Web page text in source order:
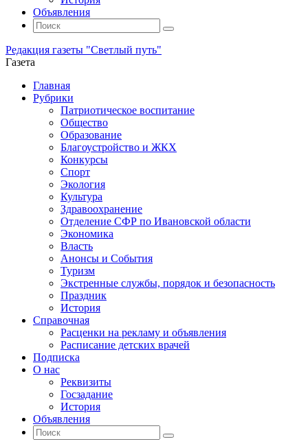
Объявления
Поиск
Искать:
Поиск
Редакция газеты "Светлый путь"
Газета
Промотать
содержимому
Главная
Рубрики
Патриотическое воспитание
Общество
Образование
Благоустройство и ЖКХ
Конкурсы
Спорт
Экология
Культура
Здравоохранение
Отделение СФР по Ивановской области
Экономика
Власть
Анонсы и События
Туризм
Экстренные службы, порядок и безопасность
Праздник
История
Справочная
Расценки на рекламу и объявления
Расписание детских врачей
Подписка
О нас
Реквизиты
Госзадание
История
Объявления
Поиск
Искать:
Поиск